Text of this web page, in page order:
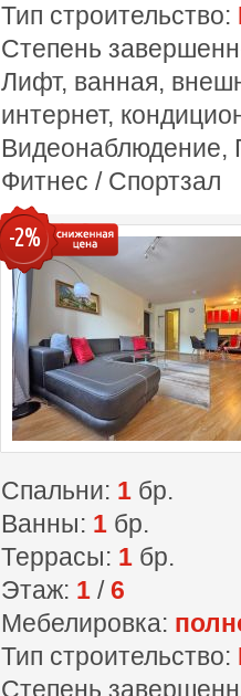
Тип строительство:
Степень
Лифт, ванная,
интернет,
Видеонаблюдение,
Фитнес / Спортзал
-2%
Спальни: 1 бр.
Ванны: 1 бр.
Террасы: 1 бр.
Этаж: 1 /6
Мебелировка:
Тип строительство:
Степень